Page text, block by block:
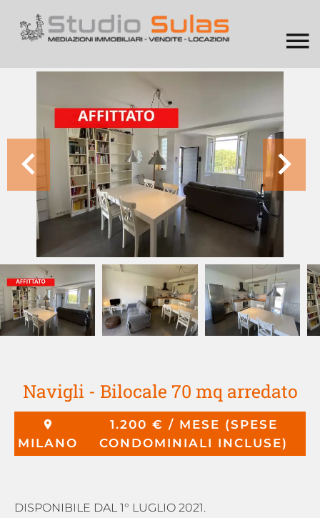
Navigli - Bilocale 70 mq arredato
MILANO
1.200 € / MESE (SPESE
CONDOMINIALI INCLUSE)
DISPONIBILE DAL 1° LUGLIO 2021.